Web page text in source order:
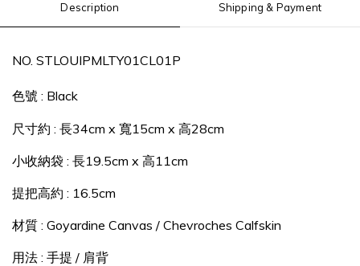
Description Shipping & Payment
NO. STLOUIPMLTY01CL01P
色號 : Black
尺寸約 : 長34cm x 寬15cm x 高28cm
小收納袋 : 長19.5cm x 高11cm
提把高約 : 16.5cm
材質 : Goyardine Canvas / Chevroches Calfskin
用法 : 手提 / 肩背